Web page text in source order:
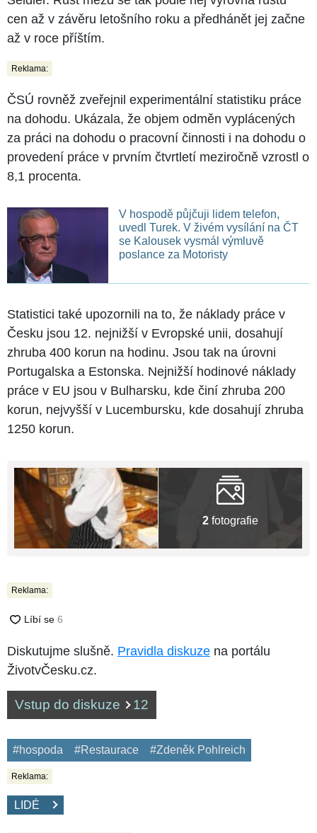
cen až v závěru letošního roku a předhánět jej začne
až v roce příštím.
Reklama:
ČSÚ rovněž zveřejnil experimentální statistiku práce
na dohodu. Ukázala, že objem odměn vyplácených
za práci na dohodu o pracovní činnosti i na dohodu o
provedení práce v prvním čtvrtletí meziročně vzrostl o
8,1 procenta.
V hospodě půjčuji lidem telefon,
uvedl Turek. V živém vysílání na ČT
se Kalousek vysmál výmluvě
poslance za Motoristy
Statistici také upozornili na to, že náklady práce v
Česku jsou 12. nejnižší v Evropské unii, dosahují
zhruba 400 korun na hodinu. Jsou tak na úrovni
Portugalska a Estonska. Nejnižší hodinové náklady
práce v EU jsou v Bulharsku, kde činí zhruba 200
korun, nejvyšší v Lucembursku, kde dosahují zhruba
1250 korun.
2 fotografie
Reklama:
Diskutujme slušně. Pravidla diskuze na portálu
ŽivotvČesku.cz.
Vstup do diskuze 12
#hospoda #Restaurace #Zdeněk Pohlreich
Reklama:
LIDÉ